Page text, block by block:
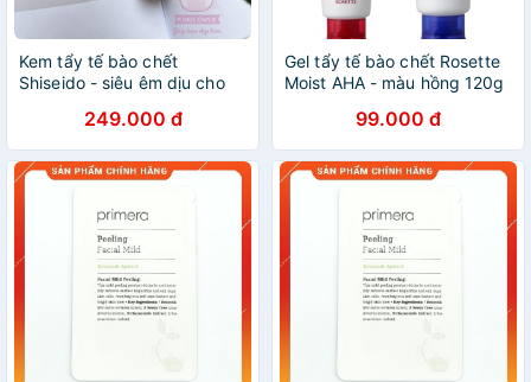
Kem tẩy tế bào chết
Shiseido - siêu êm dịu cho
249.000 đ
Gel tẩy tế bào chết Rosette
Moist AHA - màu ​hồng 120g
99.000 đ